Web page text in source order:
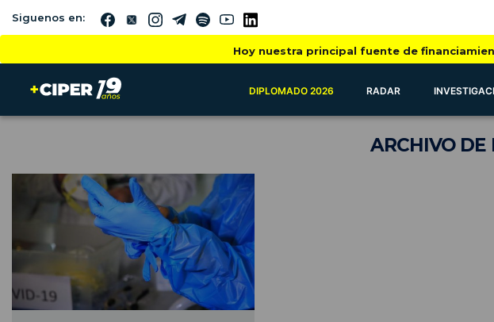
Siguenos en:
Hoy nuestra principal fuente de
DIPLOMADO 2026 RADAR
ARCHIVODE